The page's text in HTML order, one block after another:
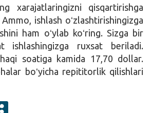
xarajatlaringizni qisqartirishga
ishlash oʻzlashtirishingizga
ham oʻylab koʻring. Sizga bir
ishlashingizga ruxsat beriladi.
soatiga kamida 17,70 dollar.
boʻyicha repititorlik qilishlari